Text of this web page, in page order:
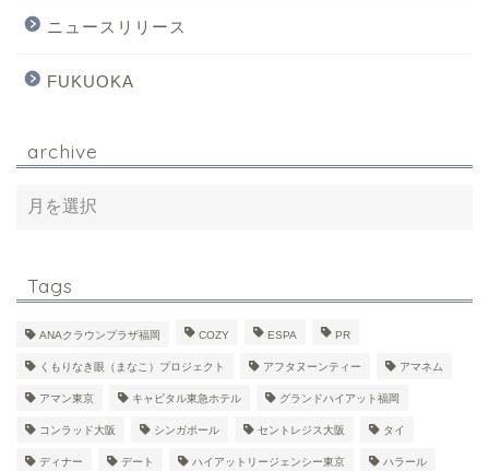
ニュースリリース
FUKUOKA
archive
Tags
ANAクラウンプラザ福岡 COZY ESPA PR
くもりなき眼（まなこ）プロジェクト アフタヌーンティー アマネム
アマン東京 キャピタル東急ホテル グランドハイアット福岡
コンラッド大阪 シンガポール セントレジス大阪 タイ
ディナー デート ハイアットリージェンシー東京 ハラール